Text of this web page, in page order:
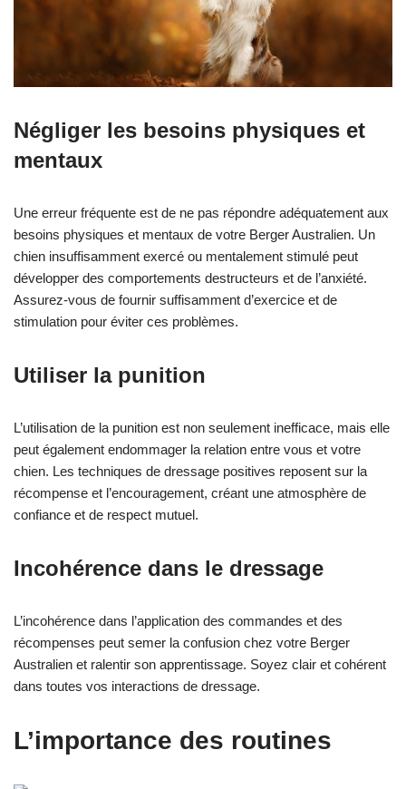
Négliger les besoins physiques et
mentaux
Une erreur fréquente est de ne pas répondre adéquatement aux
besoins physiques et mentaux de votre Berger Australien. Un
chien insuffisamment exercé ou mentalement stimulé peut
développer des comportements destructeurs et de l’anxiété.
Assurez-vous de fournir suffisamment d’exercice et de
stimulation pour éviter ces problèmes.
Utiliser la punition
L’utilisation de la punition est non seulement inefficace, mais elle
peut également endommager la relation entre vous et votre
chien. Les techniques de dressage positives reposent sur la
récompense et l’encouragement, créant une atmosphère de
confiance et de respect mutuel.
Incohérence dans le dressage
L’incohérence dans l’application des commandes et des
récompenses peut semer la confusion chez votre Berger
Australien et ralentir son apprentissage. Soyez clair et cohérent
dans toutes vos interactions de dressage.
L’importance des routines